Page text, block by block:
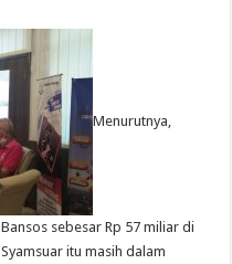
Menurutnya,
sebesar Rp 57 miliar di
itu masih dalam